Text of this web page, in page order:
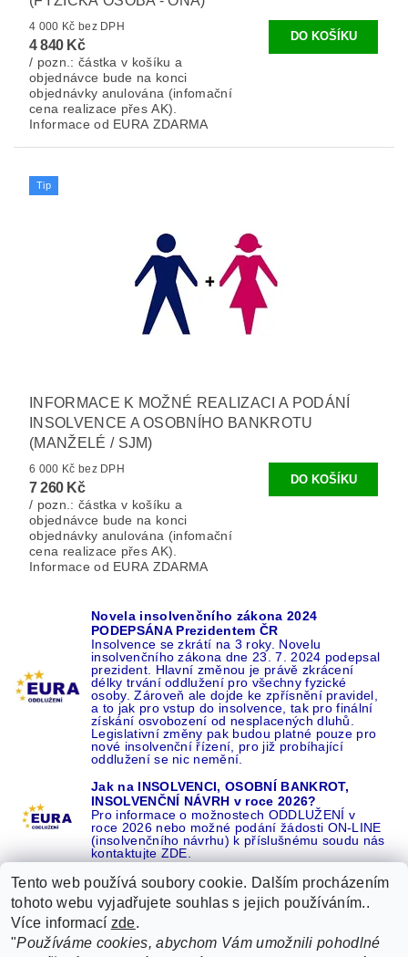
4 000 Kč bez DPH
4 840 Kč
/ pozn.: částka v košíku a
objednávce bude na konci
objednávky anulována (infomační
cena realizace přes AK).
Informace od EURA ZDARMA
Tip
INFORMACE K MOŽNÉ REALIZACI A PODÁNÍ
INSOLVENCE A OSOBNÍHO BANKROTU
(MANŽELÉ / SJM)
6 000 Kč bez DPH
7 260 Kč
/ pozn.: částka v košíku a
objednávce bude na konci
objednávky anulována (infomační
cena realizace přes AK).
Informace od EURA ZDARMA
Novela insolvenčního zákona 2024
PODEPSÁNA Prezidentem ČR
Insolvence se zkrátí na 3 roky. Novelu
insolvenčního zákona dne 23. 7. 2024 podepsal
prezident. Hlavní změnou je právě zkrácení
délky trvání oddlužení pro všechny fyzické
osoby. Zároveň ale dojde ke zpřísnění pravidel,
a to jak pro vstup do insolvence, tak pro finální
získání osvobození od nesplacených dluhů.
Legislativní změny pak budou platné pouze pro
nové insolvenční řízení, pro již probíhající
oddlužení se nic nemění.
Jak na INSOLVENCI, OSOBNÍ BANKROT,
INSOLVENČNÍ NÁVRH v roce 2026?
Pro informace o možnostech ODDLUŽENÍ v
roce 2026 nebo možné podání žádosti ON-LINE
(insolvenčního návrhu) k příslušnému soudu nás
kontaktujte ZDE.
Recenze o NÁS na GOOGLE 16 let REFERENCÍ v celé ČR |
Recenze o NÁS na SEZNAMU |
Tento web používá soubory cookie. Dalším procházením
tohoto webu vyjadřujete souhlas s jejich používáním..
Více informací zde.
"Používáme cookies, abychom Vám umožnili pohodlné